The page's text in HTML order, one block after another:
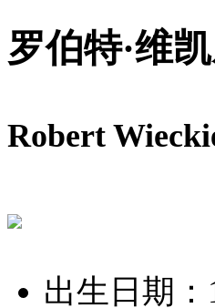
罗伯特·维
Robert
出生日期：